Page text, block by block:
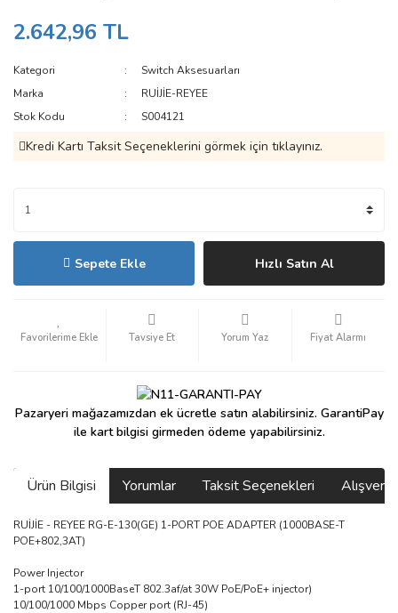
2.642,96 TL
Kategori
Switch Aksesuarları
Marka
RUİJİE-REYEE
Stok Kodu
S004121
Kredi Kartı Taksit Seçeneklerini görmek için tıklayınız.
Sepete Ekle Hızlı Satın Al
Tavsiye Et Yorum Yaz Fiyat Alarmı
Pazaryeri mağazamızdan ek ücretle satın alabilirsiniz. GarantiPay
ile kart bilgisi girmeden ödeme yapabilirsiniz.
Ürün Bilgisi Yorumlar Taksit Seçenekleri
RUİJİE - REYEE RG-E-130(GE) 1-PORT POE ADAPTER (1000BASE-T
POE+802,3AT)
Power Injector
1-port 10/100/1000BaseT 802.3af/at 30W PoE/PoE+ injector)
10/100/1000 Mbps Copper port (RJ-45)